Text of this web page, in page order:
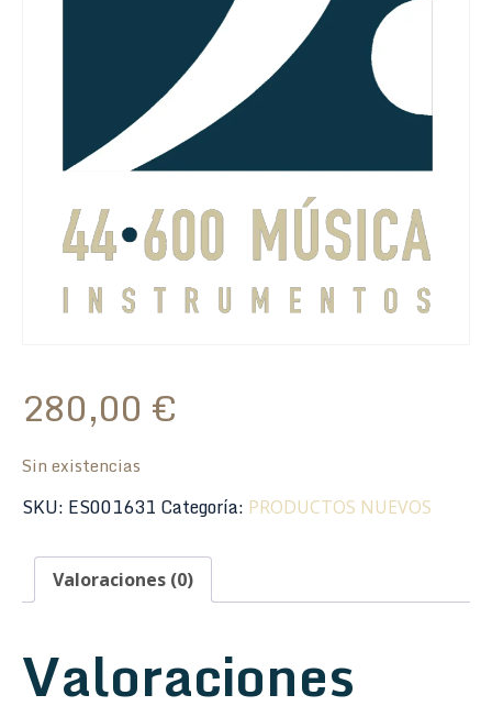
280,00 €
Sin existencias
SKU: ES001631 Categoría: PRODUCTOS NUEVOS
Valoraciones (0)
Valoraciones